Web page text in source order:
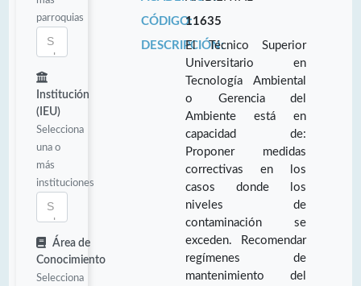
parroquias
Institución
(IEU)
Selecciona
una o
más
instituciones
Área de
Conocimiento
Selecciona
CÓDIGO:11635
DESCRIPCIÓN:El Técnico Superior
Universitario en
Tecnología Ambiental
o Gerencia del
Ambiente está en
capacidad de:
Proponer medidas
correctivas en los
casos donde los
niveles de
contaminación se
exceden. Recomendar
regímenes de
mantenimiento del